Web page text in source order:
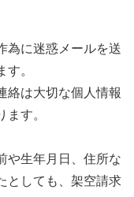
為に迷惑メールを送
。
絡は大切な個人情報
す。
や生年月日、住所な
としても、架空請求